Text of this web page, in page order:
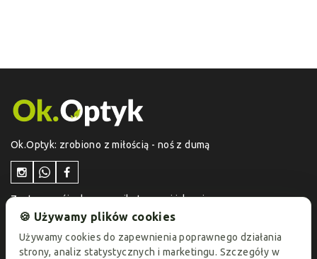
Ok.Optyk: zrobiono z miłością - noś z dumą
Zostaw swój adres e-mail otrzymuj jako pierwszy
informacje o aktualnych promocjach i ofertach
🍪 Używamy plików cookies
Używamy cookies do zapewnienia poprawnego działania
strony, analiz statystycznych i marketingu. Szczegóły w